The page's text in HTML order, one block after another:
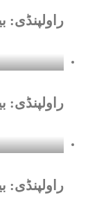
راولپنڈی:
راولپنڈی:
راولپنڈی: